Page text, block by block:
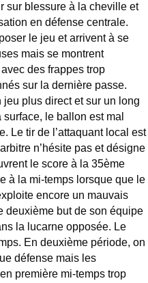
sur blessure à la cheville et
en défense centrale.
le jeu et arrivent à se
mais se montrent
des frappes trop
sur la dernière passe.
jeu plus direct et sur un long
le ballon est mal
Le tir de l’attaquant local est
n’hésite pas et désigne
le score à la 35ème
à la mi-temps lorsque que le
encore un mauvais
deuxième but de son équipe
la lucarne opposée. Le
En deuxième période, on
défense mais les
première mi-temps trop